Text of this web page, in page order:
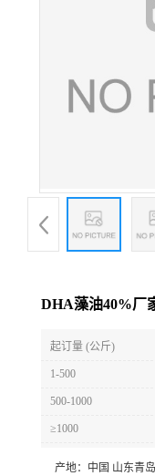
DHA藻油40%厂
起订量 (公斤)
1-500
500-1000
≥1000
产地： 中国 山东青岛